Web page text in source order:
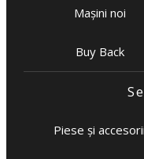
Mașini noi
Buy Back
Piese și accesorii